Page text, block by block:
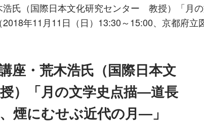
浩氏（国際日本文化研究センター 教授）「月
年11月11日（日）13:30～15:00、京都府立
座・荒木浩氏（国際日本文
）「月の文学史点描―道長
煙にむせぶ近代の月―」